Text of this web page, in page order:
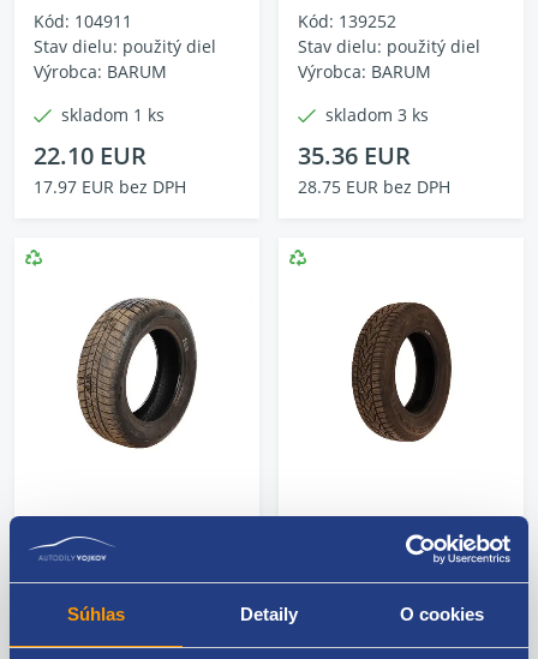
Súhlas Detaily O cookies
Kód: 104911
Stav dielu: použitý diel
Výrobca: BARUM
skladom 1 ks
22.10 EUR
17.97 EUR bez DPH
Kód: 139252
Stav dielu: použitý diel
Výrobca: BARUM
skladom 3 ks
35.36 EUR
28.75 EUR bez DPH
Pneumatika ZIMNÁ
195/60 R15 88T Barum
Polaris 5 (7 mm) rok
2023
Kód: 139253
CELOROČNÝ 195/65
R15 91H BARUM
Quartaris 5 (7,5 mm)
Kód: 110164